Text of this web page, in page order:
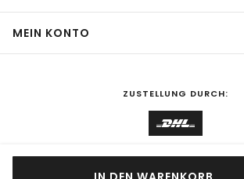
MEIN KONTO
ZUSTELLUNG DURCH: